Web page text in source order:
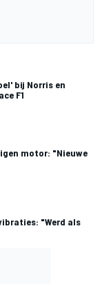
bij Norris en
F1
motor: "Nieuwe
"Werd als